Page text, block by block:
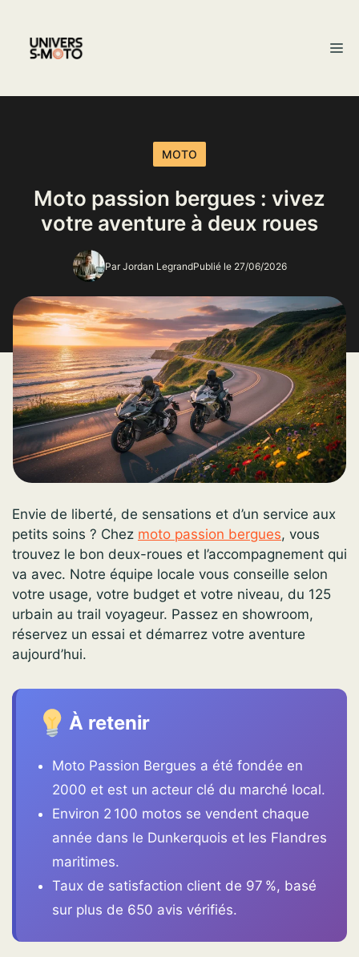
contenu
MOTO
Moto passion bergues : vivez
votre aventure à deux roues
Par Jordan LegrandPublié le 27/06/2026
Envie de liberté, de sensations et d’un service aux
petits soins ? Chez moto passion bergues, vous
trouvez le bon deux-roues et l’accompagnement qui
va avec. Notre équipe locale vous conseille selon
votre usage, votre budget et votre niveau, du 125
urbain au trail voyageur. Passez en showroom,
réservez un essai et démarrez votre aventure
aujourd’hui.
À retenir
Moto Passion Bergues a été fondée en
2000 et est un acteur clé du marché local.
Environ 2 100 motos se vendent chaque
année dans le Dunkerquois et les Flandres
maritimes.
Taux de satisfaction client de 97 %, basé
sur plus de 650 avis vérifiés.